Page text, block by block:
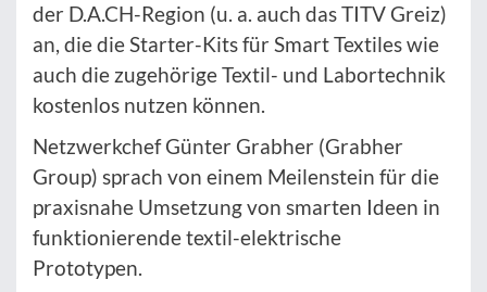
der D.A.CH-Region (u. a. auch das TITV Greiz)
an, die die Starter-Kits für Smart Textiles wie
auch die zugehörige Textil- und Labortechnik
kostenlos nutzen können.
Netzwerkchef Günter Grabher (Grabher
Group) sprach von einem Meilenstein für die
praxisnahe Umsetzung von smarten Ideen in
funktionierende textil-elektrische
Prototypen.